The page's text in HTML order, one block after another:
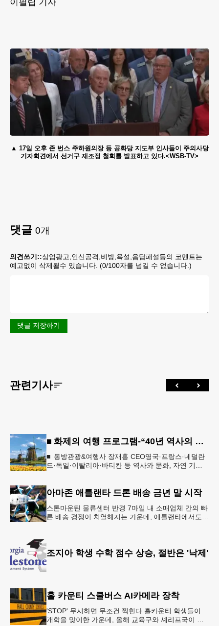
이필립 기자
17일 오후 존 번스 주하원의장 등 공화당 지도부 인사들이 주의사당
기자회견에서 선거구 재조정 철회를 발표하고 있다.<WSB-TV>
댓글 0개
의견쓰기::상업광고,인신공격,비방,욕설,음담패설등의 코멘트는
예고없이 삭제될수 있습니다. (0/100자를 넘길 수 없습니다.)
댓글 저장하기
관련기사
■ 화제의 여행 프로그램-“40년 역사의 신뢰… 서유럽 8개국 13일 대장정”
■ 동방관광&여행사 장재홍 CEO영국·프랑스·네덜란
드·독일·이탈리아·바티칸 등 역사와 문화, 자연 기
아마존 애틀랜타 드론 배송 금년 말 시작
스톤마운틴 물류센터 반경 7마일 내 소매업체 간의 빠
른 배송 경쟁이 치열해지는 가운데, 애틀랜타에서도
조지아 학생 수학 점수 상승, 절반은 '낙제'
홀 카운티 스쿨버스 AI카메라 장착
'STOP' 무시하면 무조건 찍힌다 홀카운티 학생들이
개학을 맞이한 가운데, 올해 교육구와 셰리프국이 학